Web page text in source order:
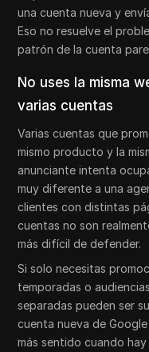
una cuenta nueva y
Eso no resuelve el
patrón de la cuenta
No uses la misma
varias cuentas
Varias cuentas que
mismo producto y la
anunciante intenta
muy diferente a una
clientes con distintas
cuentas no son
más difícil de defender.
Si solo necesitas
temporadas o
separadas pueden ser
cuenta nueva de
más sentido cuando